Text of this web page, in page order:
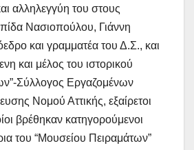
αλληλεγγύη του στους
Νασιοπούλου, Γιάννη
και γραμματέα του Δ.Σ., και
και μέλος του ιστορικού
Σύλλογος Εργαζομένων
Νομού Αττικής, εξαίρετοι
βρέθηκαν κατηγορούμενοι
του “Μουσείου Πειραμάτων”